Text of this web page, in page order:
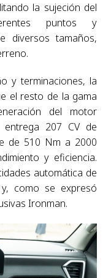
la sujeción del
puntos y
diversos tamaños,
y terminaciones, la
el resto de la gama
del motor
207 CV de
de 510 Nm a 2000
y eficiencia.
automática de
como se expresó
Ironman.